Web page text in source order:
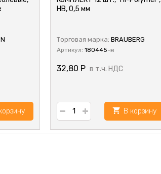
HB, 0,5 мм
Торговая марка: BRAUBERG
Артикул: 180445-н
32,80 Р в т.ч. НДС
В корзину